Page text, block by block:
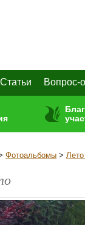
Статьи Вопрос-
Фотоальбомы >